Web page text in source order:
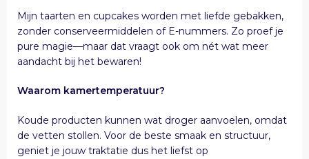
Mijn taarten en cupcakes worden met liefde gebakken,
zonder conserveermiddelen of E-nummers. Zo proef je
pure magie—maar dat vraagt ook om nét wat meer
aandacht bij het bewaren!
Waarom kamertemperatuur?
Koude producten kunnen wat droger aanvoelen, omdat
de vetten stollen. Voor de beste smaak en structuur,
geniet je jouw traktatie dus het liefst op